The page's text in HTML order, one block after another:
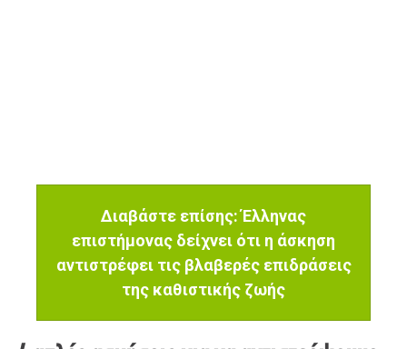
Διαβάστε επίσης: Έλληνας
επιστήμονας δείχνει ότι η άσκηση
αντιστρέφει τις βλαβερές επιδράσεις
της καθιστικής ζωής